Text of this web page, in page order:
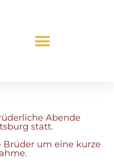
Abende
statt.
um eine kurze